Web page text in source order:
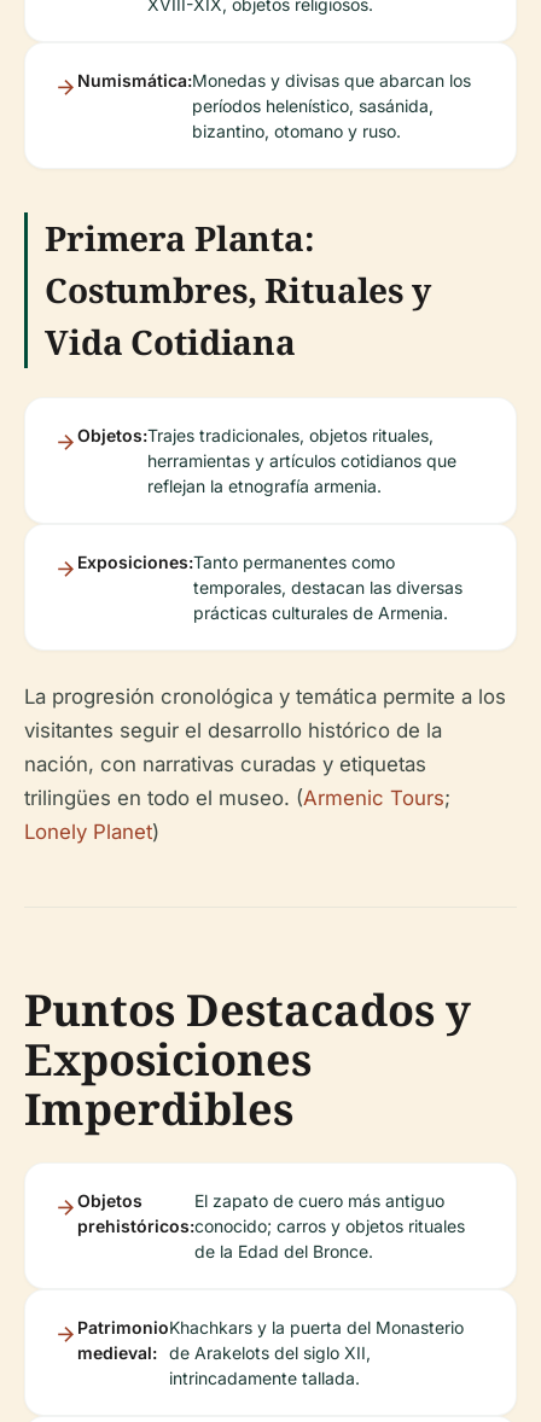
Numismática:Monedas y divisas que abarcan los
períodos helenístico, sasánida,
bizantino, otomano y ruso.
Primera Planta:
Costumbres, Rituales y
Vida Cotidiana
Objetos:Trajes tradicionales, objetos rituales,
herramientas y artículos cotidianos que
reflejan la etnografía armenia.
Exposiciones:Tanto permanentes como
temporales, destacan las diversas
prácticas culturales de Armenia.
La progresión cronológica y temática permite a los
visitantes seguir el desarrollo histórico de la
nación, con narrativas curadas y etiquetas
trilingües en todo el museo. (Armenic Tours;
Lonely Planet)
Puntos Destacados y
Exposiciones
Imperdibles
Objetos
prehistóricos:
El zapato de cuero más antiguo
conocido; carros y objetos rituales
de la Edad del Bronce.
Patrimonio
medieval:
Khachkars y la puerta del Monasterio
de Arakelots del siglo XII,
intrincadamente tallada.